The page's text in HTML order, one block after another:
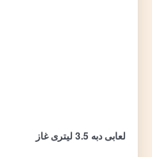
لعابی دبه 3.5 لیتری غاز